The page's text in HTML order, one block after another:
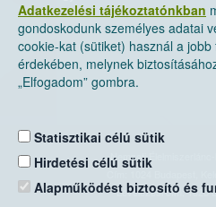
Adatkezelési tájékoztatónkban
gondoskodunk személyes adatai
cookie-kat (sütiket) használ a
érdekében, melynek
„Elfogadom” gombra.
Statisztikai célú sütik
Hirdetési célú sütik
Alapműködést biztosító és
Nemzeti Élelmiszerlánc-
Levelezési cím: 1525